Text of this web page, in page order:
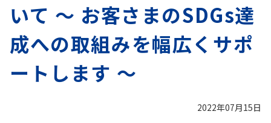
いて ～ お客さまのSDGs達
成への取組みを幅広くサポ
ートします ～
2022年07月15日